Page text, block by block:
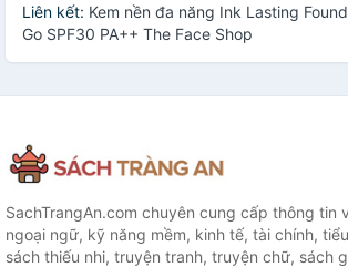
Liên kết: Kem nền đa năng Ink Lasting
Go SPF30 PA++ The Face Shop
SachTrangAn.com chuyên cung cấp thông tin
ngoại ngữ, kỹ năng mềm, kinh tế, tài chính,
sách thiếu nhi, truyện tranh, truyện chữ, sách